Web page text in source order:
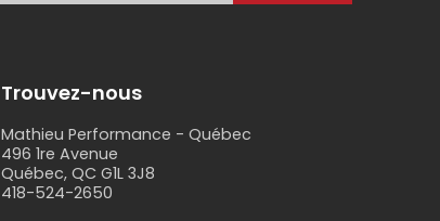
Trouvez-nous
Mathieu Performance - Québec
496 1re Avenue
Québec, QC G1L 3J8
418-524-2650